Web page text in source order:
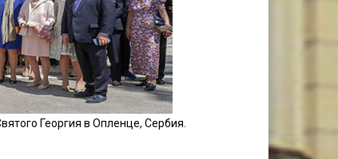
Георгия в Опленце, Сербия.